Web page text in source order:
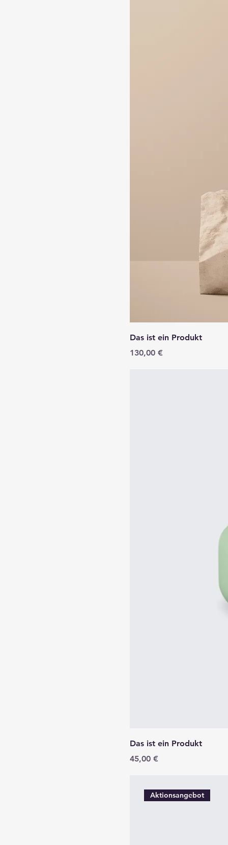
Das ist ein Produkt
Preis
130,00 €
Das ist ein Produkt
Preis
45,00 €
Aktionsangebot